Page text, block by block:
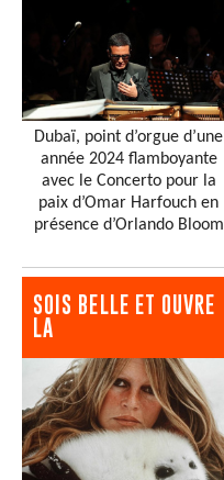
Dubaï, point d’orgue d’une
année 2024 flamboyante
avec le Concerto pour la
paix d’Omar Harfouch en
présence d’Orlando Bloom
SOIS BELLE ET OUVRE
LA